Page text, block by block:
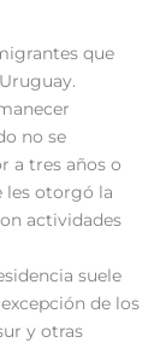
que
no se
a tres años o
les otorgó la
actividades
suele
de los
y otras